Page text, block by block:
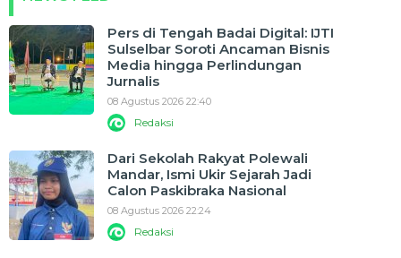
Pers di Tengah Badai Digital: IJTI
Sulselbar Soroti Ancaman Bisnis
Media hingga Perlindungan
Jurnalis
08 Agustus 2026 22:40
Redaksi
Dari Sekolah Rakyat Polewali
Mandar, Ismi Ukir Sejarah Jadi
Calon Paskibraka Nasional
08 Agustus 2026 22:24
Redaksi